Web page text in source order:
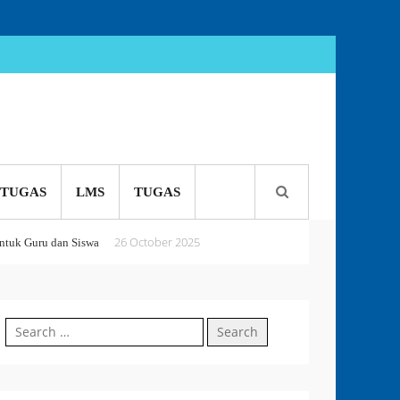
TUGAS LMS TUGAS
Guru dan Siswa 26 October 2025
18 September 2025
Search
for: